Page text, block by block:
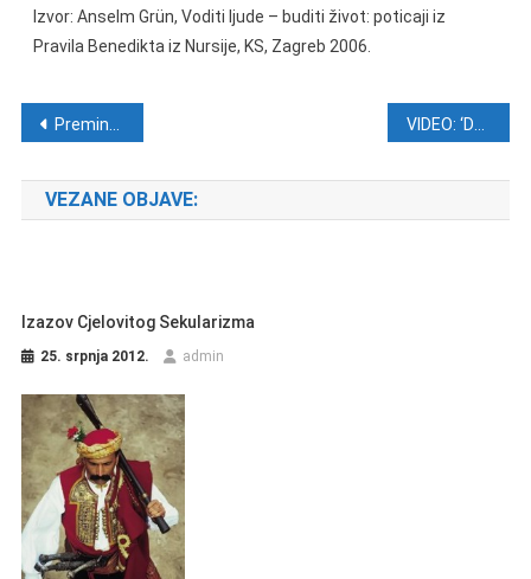
Izvor: Anselm Grün, Voditi ljude – buditi život: poticaji iz
Pravila Benedikta iz Nursije, KS, Zagreb 2006.
Navigacija objava
Preminuo mons. Ante Jurić
VEZANE OBJAVE:
Izazov Cjelovitog Sekularizma
25. srpnja 2012. admin